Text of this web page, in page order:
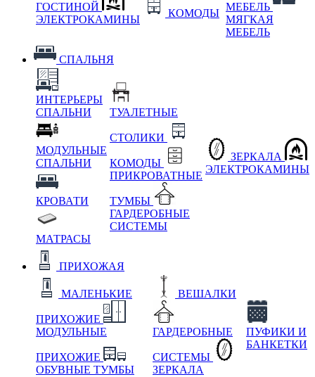
ГОСТИНОЙ
ЭЛЕКТРОКАМИНЫ
КОМОДЫ
МЕБЕЛЬ
МЯГКАЯ
МЕБЕЛЬ
СПАЛЬНЯ
ИНТЕРЬЕРЫ
СПАЛЬНИ
МОДУЛЬНЫЕ
СПАЛЬНИ
КРОВАТИ
МАТРАСЫ
ТУАЛЕТНЫЕ
СТОЛИКИ
КОМОДЫ
ПРИКРОВАТНЫЕ
ТУМБЫ
ГАРДЕРОБНЫЕ
СИСТЕМЫ
ЗЕРКАЛА
ЭЛЕКТРОКАМИНЫ
ПРИХОЖАЯ
МАЛЕНЬКИЕ
ПРИХОЖИЕ
МОДУЛЬНЫЕ
ПРИХОЖИЕ
ОБУВНЫЕ ТУМБЫ
ВЕШАЛКИ
ГАРДЕРОБНЫЕ
СИСТЕМЫ
ЗЕРКАЛА
ПУФИКИ И
БАНКЕТКИ